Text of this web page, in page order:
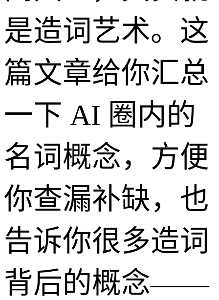
是造词艺术。这
篇文章给你汇总
一下 AI 圈内的
名词概念，方便
你查漏补缺，也
告诉你很多造词
背后的概念——